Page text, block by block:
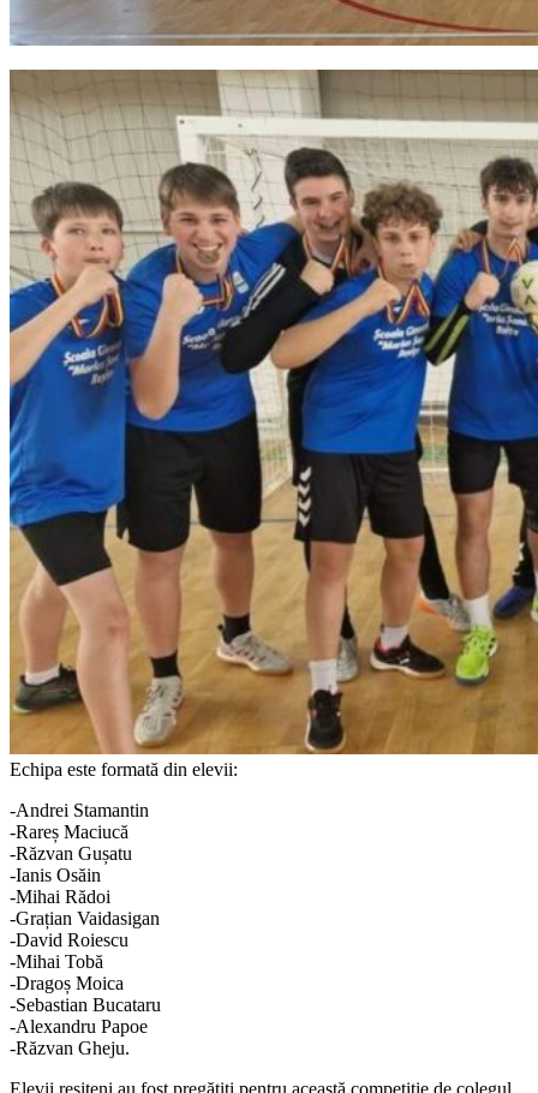
Echipa este formată din elevii:
-Andrei Stamantin
-Rareș Maciucă
-Răzvan Gușatu
-Ianis Osăin
-Mihai Rădoi
-Grațian Vaidasigan
-David Roiescu
-Mihai Tobă
-Dragoș Moica
-Sebastian Bucataru
-Alexandru Papoe
-Răzvan Gheju.
Elevii reșițeni au fost pregătiți pentru această competiție de colegul